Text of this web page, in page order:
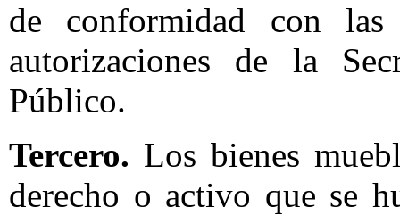
de conformidad con las
autorizaciones de la
Público.
Tercero. Los bienes
derecho o activo que se